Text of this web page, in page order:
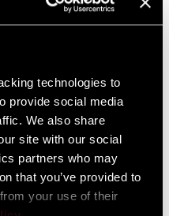
technologies to
provide social media
We also share
site with our social
partners who may
that you’ve provided to
your use of their
1:1
Long
32